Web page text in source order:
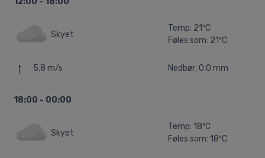
Skyet
Temp: 21ºC
Føles som: 21ºC
5,8 m/s Nedbør: 0,0 mm
18:00 - 00:00
Skyet
Temp: 18ºC
Føles som: 18ºC